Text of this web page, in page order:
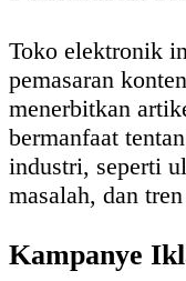
Toko elektronik
pemasaran
menerbitkan
bermanfaat
industri, seperti
masalah, dan
Kampanye